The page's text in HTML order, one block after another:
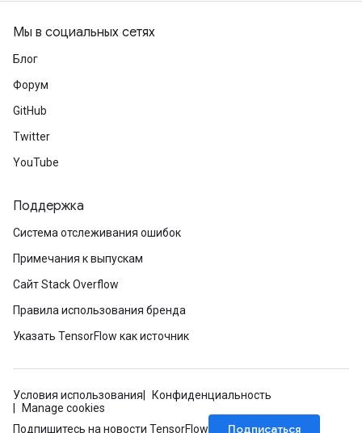
Мы в социальных сетях
Блог
Форум
GitHub
Twitter
YouTube
Поддержка
Система отслеживания ошибок
Примечания к выпускам
Сайт Stack Overflow
Правила использования бренда
Указать TensorFlow как источник
Условия использования
Конфиденциальность
Manage cookies
Подпишитесь на новости TensorFlow
Подписаться